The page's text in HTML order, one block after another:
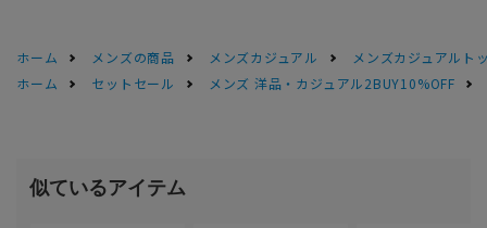
ホーム メンズの商品 メンズカジュアル
メンズカジュアルト
ホーム
セットセール メンズ 洋品・カジュアル2BUY10%OFF